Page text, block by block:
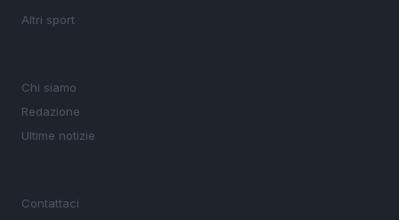
Altri sport
Chi siamo
Redazione
Ultime notizie
Contattaci